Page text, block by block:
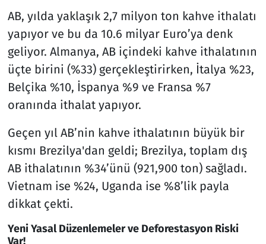
AB, yılda yaklaşık 2,7 milyon ton kahve ithalatı
yapıyor ve bu da 10.6 milyar Euro’ya denk
geliyor. Almanya, AB içindeki kahve ithalatının
üçte birini (%33) gerçekleştirirken, İtalya %23,
Belçika %10, İspanya %9 ve Fransa %7
oranında ithalat yapıyor.
Geçen yıl AB’nin kahve ithalatının büyük bir
kısmı Brezilya'dan geldi; Brezilya, toplam dış
AB ithalatının %34’ünü (921,900 ton) sağladı.
Vietnam ise %24, Uganda ise %8’lik payla
dikkat çekti.
Yeni Yasal Düzenlemeler ve Deforestasyon Riski
Var!